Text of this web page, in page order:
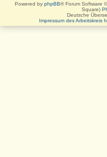
Powered by phpBB® Forum Software
Square)
Deutsche
Impressum des Arbeitskreis